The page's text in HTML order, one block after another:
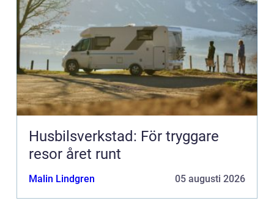
Husbilsverkstad: För tryggare
resor året runt
Malin Lindgren 05 augusti 2026